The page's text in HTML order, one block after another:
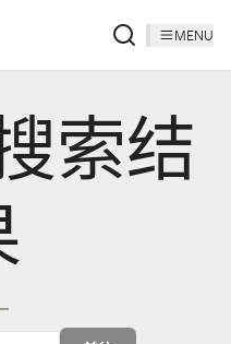
MENU
索结